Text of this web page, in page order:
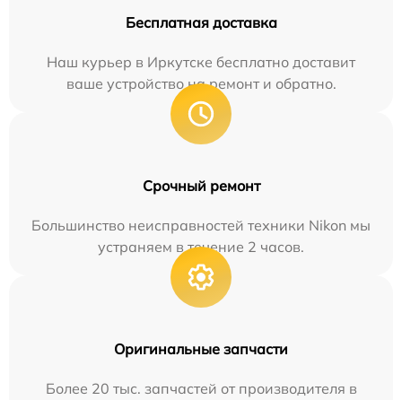
Бесплатная доставка
Наш курьер в Иркутске бесплатно доставит
ваше устройство на ремонт и обратно.
Срочный ремонт
Большинство неисправностей техники Nikon мы
устраняем в течение 2 часов.
Оригинальные запчасти
Более 20 тыс. запчастей от производителя в